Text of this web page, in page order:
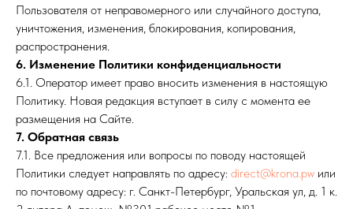
Пользователя от неправомерного или случайного доступа,
уничтожения, изменения, блокирования, копирования,
распространения.
6. Изменение Политики конфиденциальности
6.1. Оператор имеет право вносить изменения в настоящую
Политику. Новая редакция вступает в силу с момента ее
размещения на Сайте.
7. Обратная связь
7.1. Все предложения или вопросы по поводу настоящей
Политики следует направлять по адресу: direct@krona.pw или
по почтовому адресу: г. Санкт-Петербург, Уральская ул, д. 1 к.